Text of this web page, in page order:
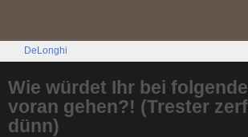
DeLonghi
Wie würdet Ihr bei
voran gehen?! (Trester
dünn)